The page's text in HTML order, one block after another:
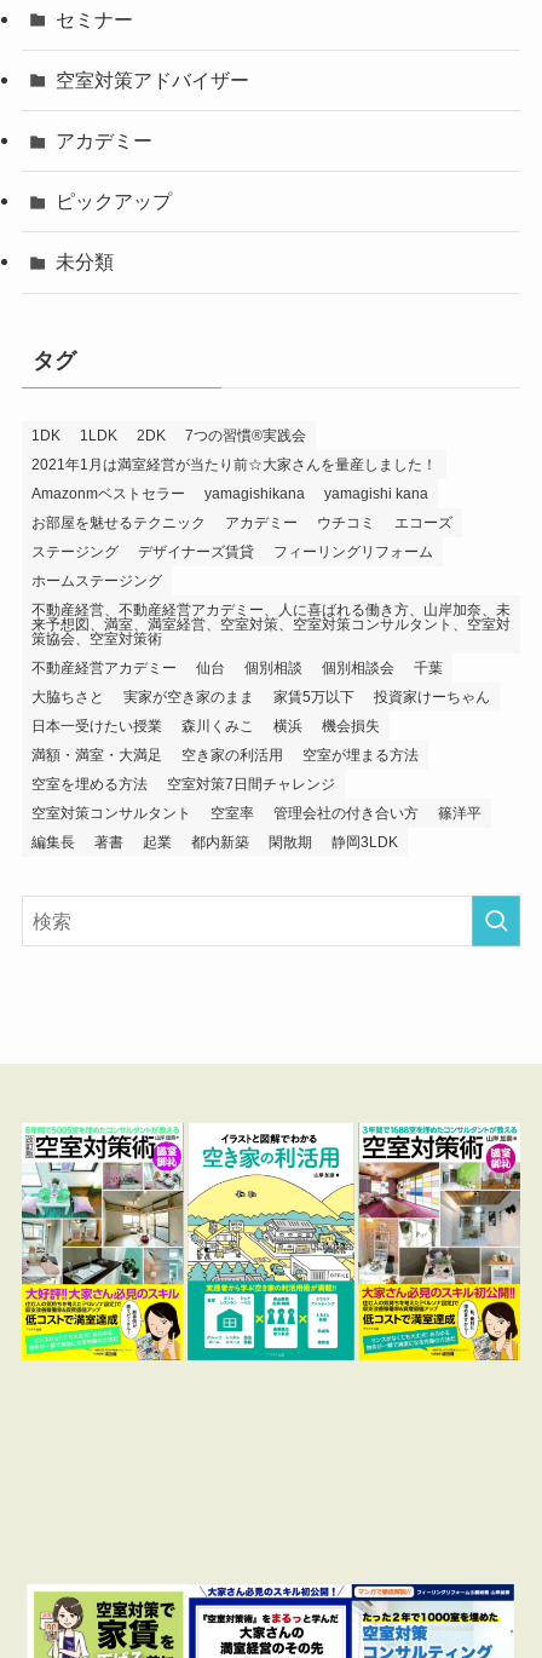
セミナー
空室対策アドバイザー
アカデミー
ピックアップ
未分類
タグ
1DK 1LDK 2DK
7つの習慣®️実践会
2021年1月は満室経営が当たり前☆大家さんを量産しました！
Amazonmベストセラー
yamagishikana
yamagishi kana
お部屋を魅せるテクニック
アカデミー ウチコミ
エコーズ
ステージング
デザイナーズ賃貸
フィーリングリフォーム
ホームステージング
不動産経営、不動産経営アカデミー、人に喜ばれる働き方、山岸加奈、未
来予想図、満室、満室経営、空室対策、空室対策コンサルタント、空室対
策協会、空室対策術
不動産経営アカデミー
仙台 個別相談 個別相談会
千葉
大脇ちさと
実家が空き家のまま 家賃5万以下
投資家けーちゃん
日本一受けたい授業
森川くみこ 横浜
機会損失
満額・満室・大満足
空き家の利活用
空室が埋まる方法
空室を埋める方法
空室対策7日間チャレンジ
空室対策コンサルタント
空室率 管理会社の付き合い方
篠洋平
編集長
著書 起業 都内新築 閑散期 静岡3LDK